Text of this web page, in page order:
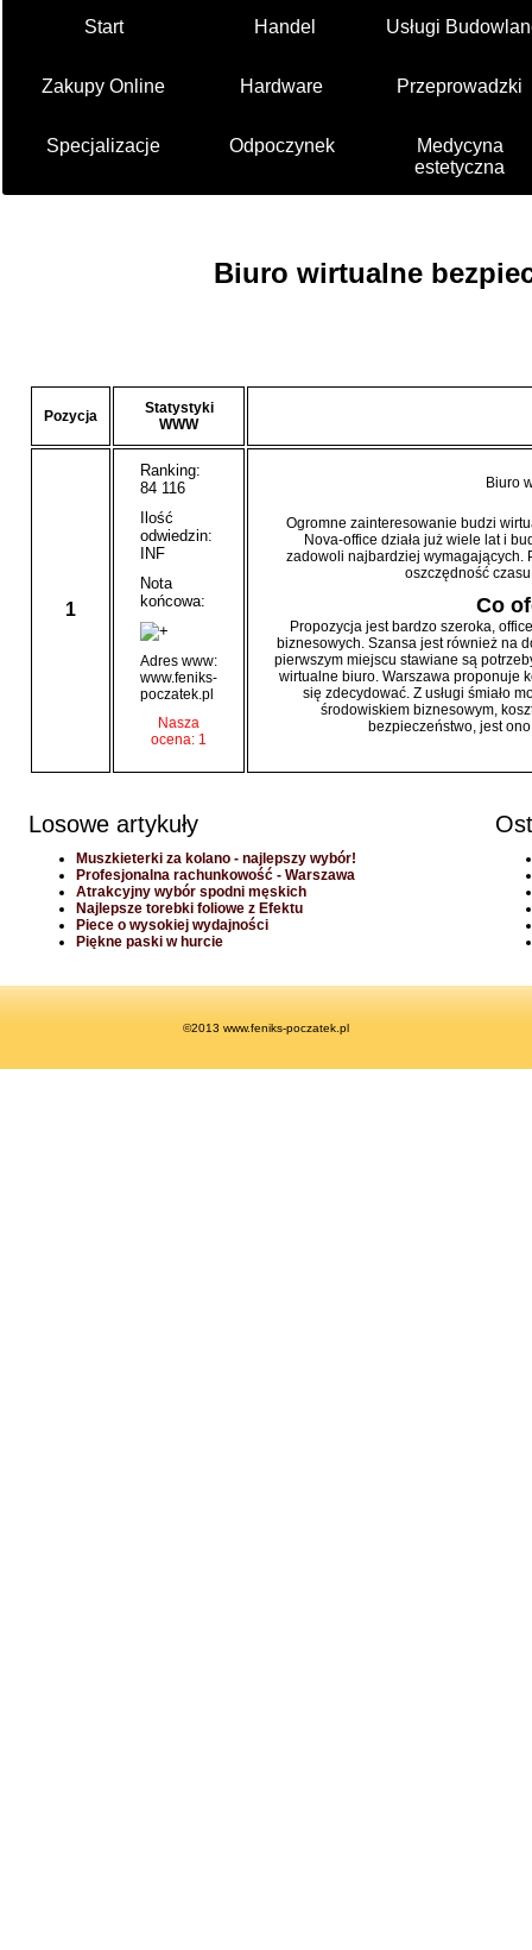
Start Handel Usługi
Zakupy Online Hardware Przeprowadzki
Specjalizacje Odpoczynek
Medycyna
estetyczna
Biuro wirtualne
Pozycja
Statystyki
WWW
1
Ranking:
84 116
Ilość
odwiedzin:
INF
Nota
końcowa:
Adres www:
www.feniks-
poczatek.pl
Nasza
ocena: 1
Biuro
Ogromne zainteresowanie budzi
Nova-office działa już wiele lat i
zadowoli najbardziej wymagających.
oszczędność
Co
Propozycja jest bardzo szeroka,
biznesowych. Szansa jest również na
pierwszym miejscu stawiane są
wirtualne biuro. Warszawa proponuje
się zdecydować. Z usługi śmiało
środowiskiem biznesowym,
bezpieczeństwo, jest
Losowe artykuły
Muszkieterki za kolano - najlepszy wybór!
Profesjonalna rachunkowość - Warszawa
Atrakcyjny wybór spodni męskich
Najlepsze torebki foliowe z Efektu
Piece o wysokiej wydajności
Piękne paski w hurcie
©2013 www.feniks-poczatek.pl